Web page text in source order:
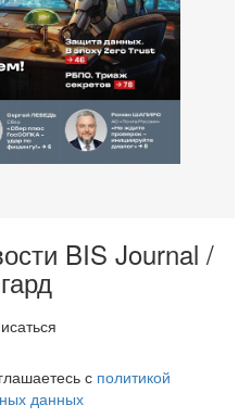
BIS Journal /
с политикой
данных